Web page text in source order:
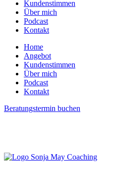
Zum
Inhalt
wechseln
Kundenstimmen
Über mich
Podcast
Kontakt
Home
Angebot
Kundenstimmen
Über mich
Podcast
Kontakt
Beratungstermin buchen